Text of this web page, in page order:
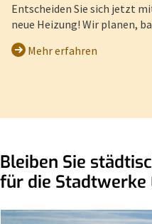
Entscheiden Sie sich jetzt
neue Heizung! Wir planen,
Mehr erfahren
Bleiben Sie
für die Stadtwerke